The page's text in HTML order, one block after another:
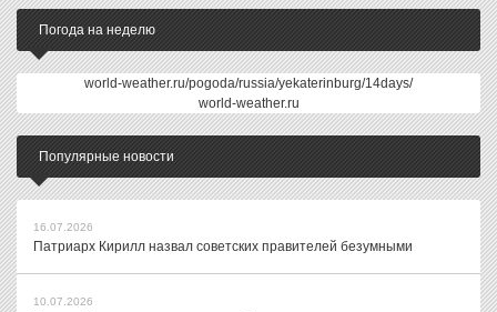
Погода на неделю
world-weather.ru/pogoda/russia/yekaterinburg/14days/
world-weather.ru
Популярные новости
16.07.2026
Патриарх Кирилл назвал советских правителей безумными
10.07.2026